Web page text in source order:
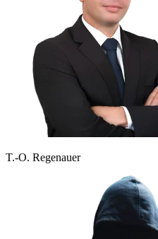
T.-O. Regenauer